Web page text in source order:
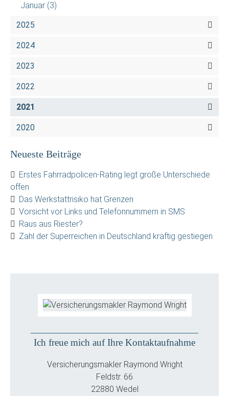
Januar (3)
2025
2024
2023
2022
2021
2020
Neueste Beiträge
Erstes Fahrradpolicen-Rating legt große Unterschiede
offen
Das Werkstattrisiko hat Grenzen
Vorsicht vor Links und Telefonnummern in SMS
Raus aus Riester?
Zahl der Superreichen in Deutschland kräftig gestiegen
Ich freue mich auf Ihre Kontaktaufnahme
Versicherungsmakler Raymond Wright
Feldstr. 66
22880 Wedel